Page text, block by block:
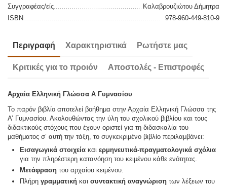
Συγγραφέας/είς
Καλαβρουζιώτου Δήμητρα
ISBN
978-960-449-810-9
Περιγραφή Χαρακτηριστικά Ρωτήστε μας
Κριτικές για το προιόν Αποστολές - Επιστροφές
Αρχαία Ελληνική Γλώσσα Α Γυμνασίου
Το παρόν βιβλίο αποτελεί βοήθημα στην Αρχαία Ελληνική Γλώσσα της
Α’ Γυμνασίου. Ακολουθώντας την ύλη του σχολικού βιβλίου και τους
διδακτικούς στόχους που έχουν οριστεί για τη διδασκαλία του
μαθήματος σ’ αυτή την τάξη, το συγκεκριμένο βιβλίο περιλαμβάνει:
Εισαγωγικά στοιχεία καιερμηνευτικά-πραγματολογικά σχόλια
για την πληρέστερη κατανόηση του κειμένου κάθε ενότητας.
Μετάφραση του αρχαίου κειμένου.
Πλήρηγραμματική καισυντακτική αναγνώριση των λέξεων του